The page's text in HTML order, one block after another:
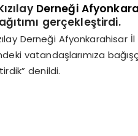
Derneği
gerçekleştirdi.
Derneği
vatandaşlarımıza
denildi.